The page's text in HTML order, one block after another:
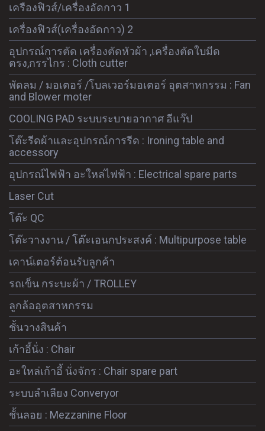
เครืองฟิวส์/เครื่องอัดกาว 1
เครื่องฟิวส์(เครื่องอัดกาว) 2
อุปกรณ์การตัด เครื่องตัดหัวผ้า ,เครื่องตัดใบมีด
ตรง,กรรไกร : Cloth cutter
พัดลม / มอเตอร์ /โบลเวอร์มอเตอร์ อุตสาหกรรม : Fan
and Blower moter
COOLING PAD ระบบระบายอากาศ อีแว๊ป
โต๊ะรีดผ้าและอุปกรณ์การรีด : Ironing table and
accessory
อุปกรณ์ไฟฟ้า อะใหล่ไฟฟ้า : Electrical spare parts
Laser Cut
โต๊ะ QC
โต๊ะวางงาน / โต๊ะเอนกประสงค์ : Multipurpose table
เคาน์เตอร์ต้อนรับลูกค้า
รถเข็น กระบะผ้า / TROLLEY
ลูกล้ออุตสาหกรรม
ชั้นวางสินค้า
เก้าอี้นั่ง : Chair
อะใหล่เก้าอี้ นั่งจักร : Chair spare part
ระบบลำเลียง Converyor
ชั้นลอย : Mezzanine Floor